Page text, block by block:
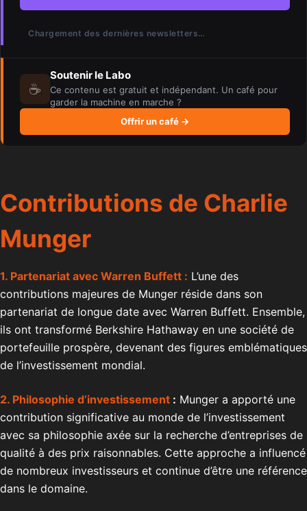
Chargement des dernières newsletters…
☕
Soutenir le Labo
Ce contenu est gratuit et indépendant. Un café pour
garder la machine en marche ?
Offrir un café →
Contributions de Charlie
Munger
1. Partenariat avec Warren Buffett : L’une des
contributions majeures de Munger réside dans son
partenariat de longue date avec Warren Buffett. Ensemble,
ils ont transformé Berkshire Hathaway en une société de
portefeuille prospère, devenant des figures emblématiques
de l’investissement mondial.
2. Philosophie d’investissement : Munger a apporté une
contribution significative au monde de l’investissement
avec sa philosophie axée sur la recherche d’entreprises de
qualité à des prix raisonnables. Cette approche a influencé
de nombreux investisseurs et continue d’être une référence
dans le domaine.